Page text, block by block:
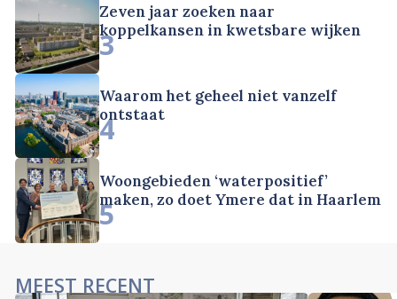
Zeven jaar zoeken naar
koppelkansen in kwetsbare wijken
3
Waarom het geheel niet vanzelf
ontstaat
4
Woongebieden ‘waterpositief’
maken, zo doet Ymere dat in Haarlem
5
MEEST RECENT